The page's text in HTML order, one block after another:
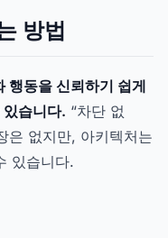
방법
행동을 신뢰하기 쉽게
있습니다. “차단 없
은 없지만, 아키텍처는
있습니다.